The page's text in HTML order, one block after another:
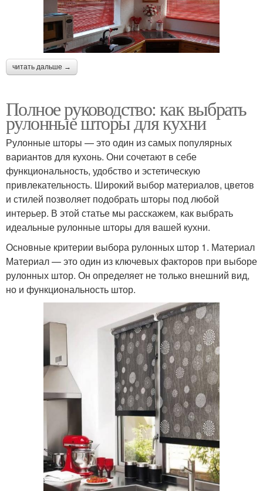
читать дальше →
Полное руководство: как выбрать
рулонные шторы для кухни
Рулонные шторы — это один из самых популярных
вариантов для кухонь. Они сочетают в себе
функциональность, удобство и эстетическую
привлекательность. Широкий выбор материалов, цветов
и стилей позволяет подобрать шторы под любой
интерьер. В этой статье мы расскажем, как выбрать
идеальные рулонные шторы для вашей кухни.
Основные критерии выбора рулонных штор 1. Материал
Материал — это один из ключевых факторов при выборе
рулонных штор. Он определяет не только внешний вид,
но и функциональность штор.